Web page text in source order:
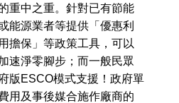
重中之重。針對已有節能
能源業者等提供「優惠利
擔保」等政策工具，可以
速淨零腳步；而一般民眾
版ESCO模式支援！政府單
用及事後媒合施作廠商的